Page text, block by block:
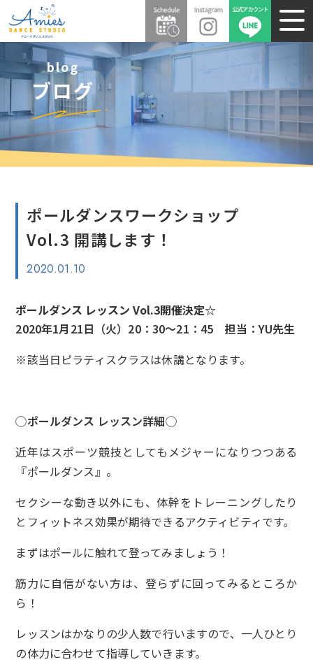
blog
ブログ
ポールダンスワークショップ
Vol.3 開講します！
2020.01.10
ポールダンス レッスン Vol.3開催決定☆
2020年1月21日（火）20：30～21：45 担当：YU先生
※該当日ピラティスクラスは休講となります。
◯ポールダンス レッスン詳細◯
近年はスポーツ競技としてもメジャーになりつつある
『ポールダンス』。
セクシーな動き以外にも、体幹をトレーニングしたり
とフィットネス効果が期待できるアクティビティです。
まずはポールに触れて登ってみましょう！
筋力に自信がない方は、登らずに回ってみるところか
ら！
レッスンはかなりの少人数で行いますので、一人ひとり
の体力に合わせて指導していきます。